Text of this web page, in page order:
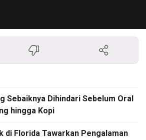
Sebaiknya Dihindari Sebelum Oral
hingga Kopi
di Florida Tawarkan Pengalaman